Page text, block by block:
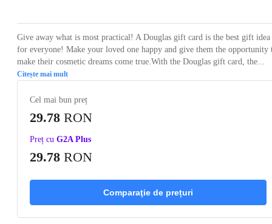
Give away what is most practical! A Douglas gift card is the best gift idea
for everyone! Make your loved one happy and give them the opportunity
make their cosmetic dreams come true.With the Douglas gift card, the...
Citește mai mult
Cel mai bun preț
29.78 RON
Preț cu G2A Plus
29.78 RON
Comparaţie de prețuri